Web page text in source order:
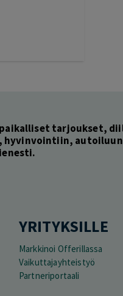
tarjoukset,
hyvinvointiin, autoiluun
YRITYKSILLE
Markkinoi Offerillassa
Vaikuttajayhteistyö
Partneriportaali